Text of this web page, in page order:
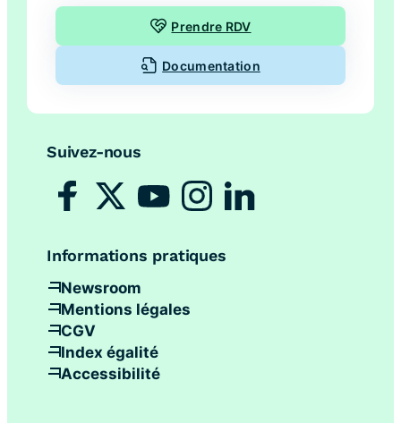
Prendre RDV
Documentation
Suivez-nous
Informations pratiques
Newsroom
Mentions légales
CGV
Index égalité
Accessibilité